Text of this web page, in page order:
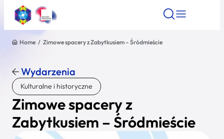
Znajdź atrakcję
Nazwa atrakcji
Miasto
Home / Zimowe spacery z Zabytkusiem – Śródmieście
Wydarzenia
Kulturalne i historyczne
Zimowe spacery z
Zabytkusiem – Śródmieście